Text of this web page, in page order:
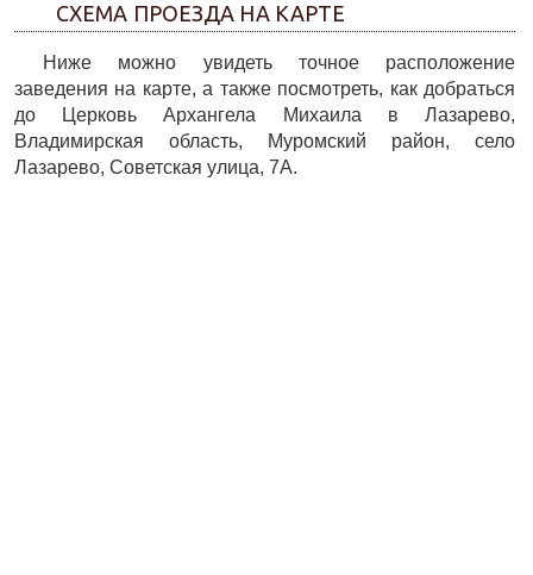
СХЕМА ПРОЕЗДА НА КАРТЕ
Ниже можно увидеть точное расположение
заведения на карте, а также посмотреть, как добраться
до Церковь Архангела Михаила в Лазарево,
Владимирская область, Муромский район, село
Лазарево, Советская улица, 7А.